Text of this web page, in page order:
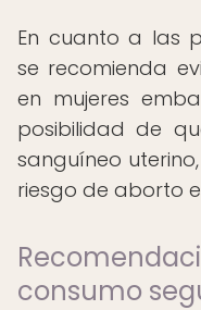
En cuanto a las
se recomienda
en mujeres
posibilidad de
sanguíneo
riesgo de aborto
consumo